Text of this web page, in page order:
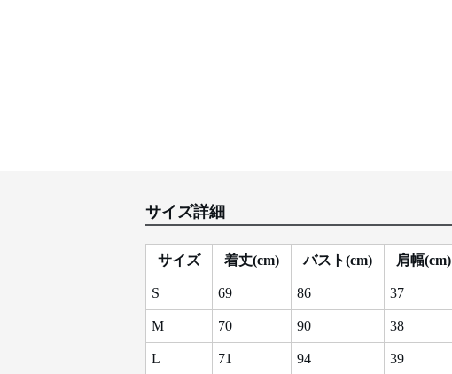
サイズ詳細
サイズ 着丈(cm) バスト(cm) 肩幅(cm)
S 69 86 37
M 70 90 38
L 71 94 39